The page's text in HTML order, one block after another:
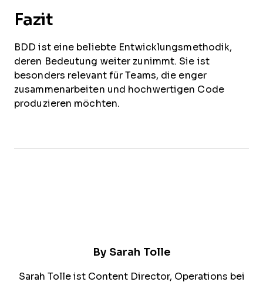
Fazit
BDD ist eine beliebte Entwicklungsmethodik,
deren Bedeutung weiter zunimmt. Sie ist
besonders relevant für Teams, die enger
zusammenarbeiten und hochwertigen Code
produzieren möchten.
By Sarah Tolle
Sarah Tolle ist Content Director, Operations bei